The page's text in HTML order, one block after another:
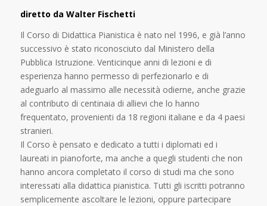
diretto da Walter Fischetti
Il Corso di Didattica Pianistica è nato nel 1996, e già l’anno
successivo è stato riconosciuto dal Ministero della
Pubblica Istruzione. Venticinque anni di lezioni e di
esperienza hanno permesso di perfezionarlo e di
adeguarlo al massimo alle necessità odierne, anche grazie
al contributo di centinaia di allievi che lo hanno
frequentato, provenienti da 18 regioni italiane e da 4 paesi
stranieri.
Il Corso è pensato e dedicato a tutti i diplomati ed i
laureati in pianoforte, ma anche a quegli studenti che non
hanno ancora completato il corso di studi ma che sono
interessati alla didattica pianistica. Tutti gli iscritti potranno
semplicemente ascoltare le lezioni, oppure partecipare